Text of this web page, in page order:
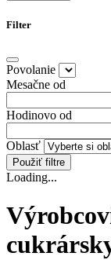
Filter
Povolanie
Mesačne od
Hodinovo od
Oblasť
Použiť filtre
Loading...